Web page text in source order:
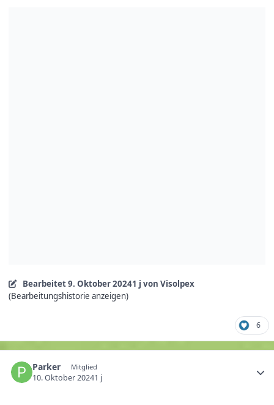
Bearbeitet9. Oktober 20241 j von Visolpex
(Bearbeitungshistorie anzeigen)
6
Parker Mitglied
10. Oktober 20241 j